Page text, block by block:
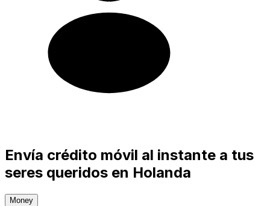
Envía crédito móvil al instante a tus
seres queridos en Holanda
Money